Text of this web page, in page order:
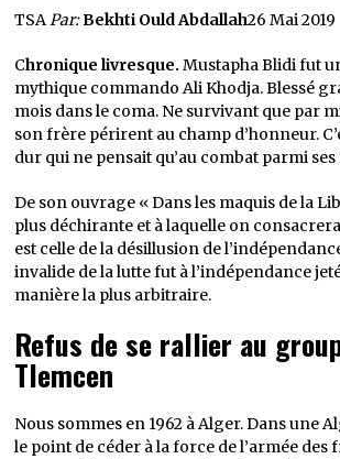
TSAPar:Bekhti Ould Abdallah26 Mai 2019
Chronique livresque. Mustapha Blidi fut
mythique commando Ali Khodja. Blessé
mois dans le coma. Ne survivant que par
son frère périrent au champ d’honneur.
dur qui ne pensait qu’au combat parmi
De son ouvrage « Dans les maquis de la
plus déchirante et à laquelle on
est celle de la désillusion de
invalide de la lutte fut à l’indépendance
manière la plus arbitraire.
Refus de se rallier au
Tlemcen
Nous sommes en 1962 à Alger. Dans une
le point de céder à la force de l’armée des